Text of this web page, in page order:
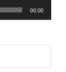
00:00